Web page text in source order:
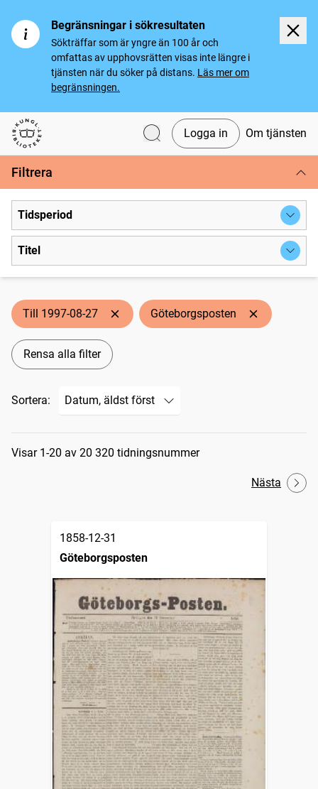
Begränsningar i sökresultaten
Sökträffar som är yngre än 100 år och
omfattas av upphovsrätten visas inte längre i
tjänsten när du söker på distans. Läs mer om
begränsningen.
Svenska tidningar
Logga in Om tjänsten
Filtrera
Tidsperiod
Titel
Till 1997-08-27 Göteborgsposten
Rensa alla filter
Sortera:
Sökresultat
Visar 1-20 av 20 320 tidningsnummer
Nästa
1858-12-31
Göteborgsposten